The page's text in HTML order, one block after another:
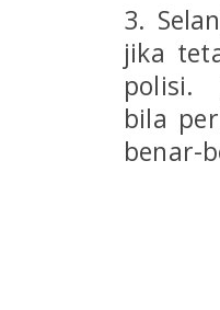
3.
jika
polisi.
bila
benar-